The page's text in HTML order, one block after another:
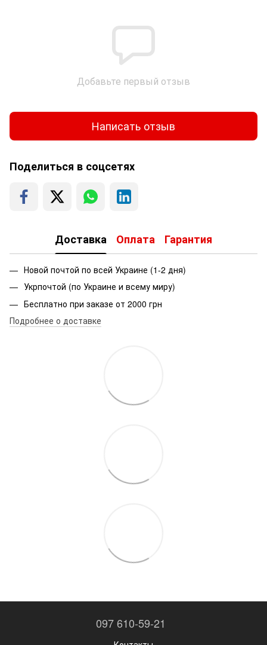
Добавьте первый отзыв
Написать отзыв
Поделиться в соцсетях
Доставка Оплата Гарантия
Новой почтой по всей Украине (1-2 дня)
Укрпочтой (по Украине и всему миру)
Бесплатно при заказе от 2000 грн
Подробнее о доставке
097 610-59-21